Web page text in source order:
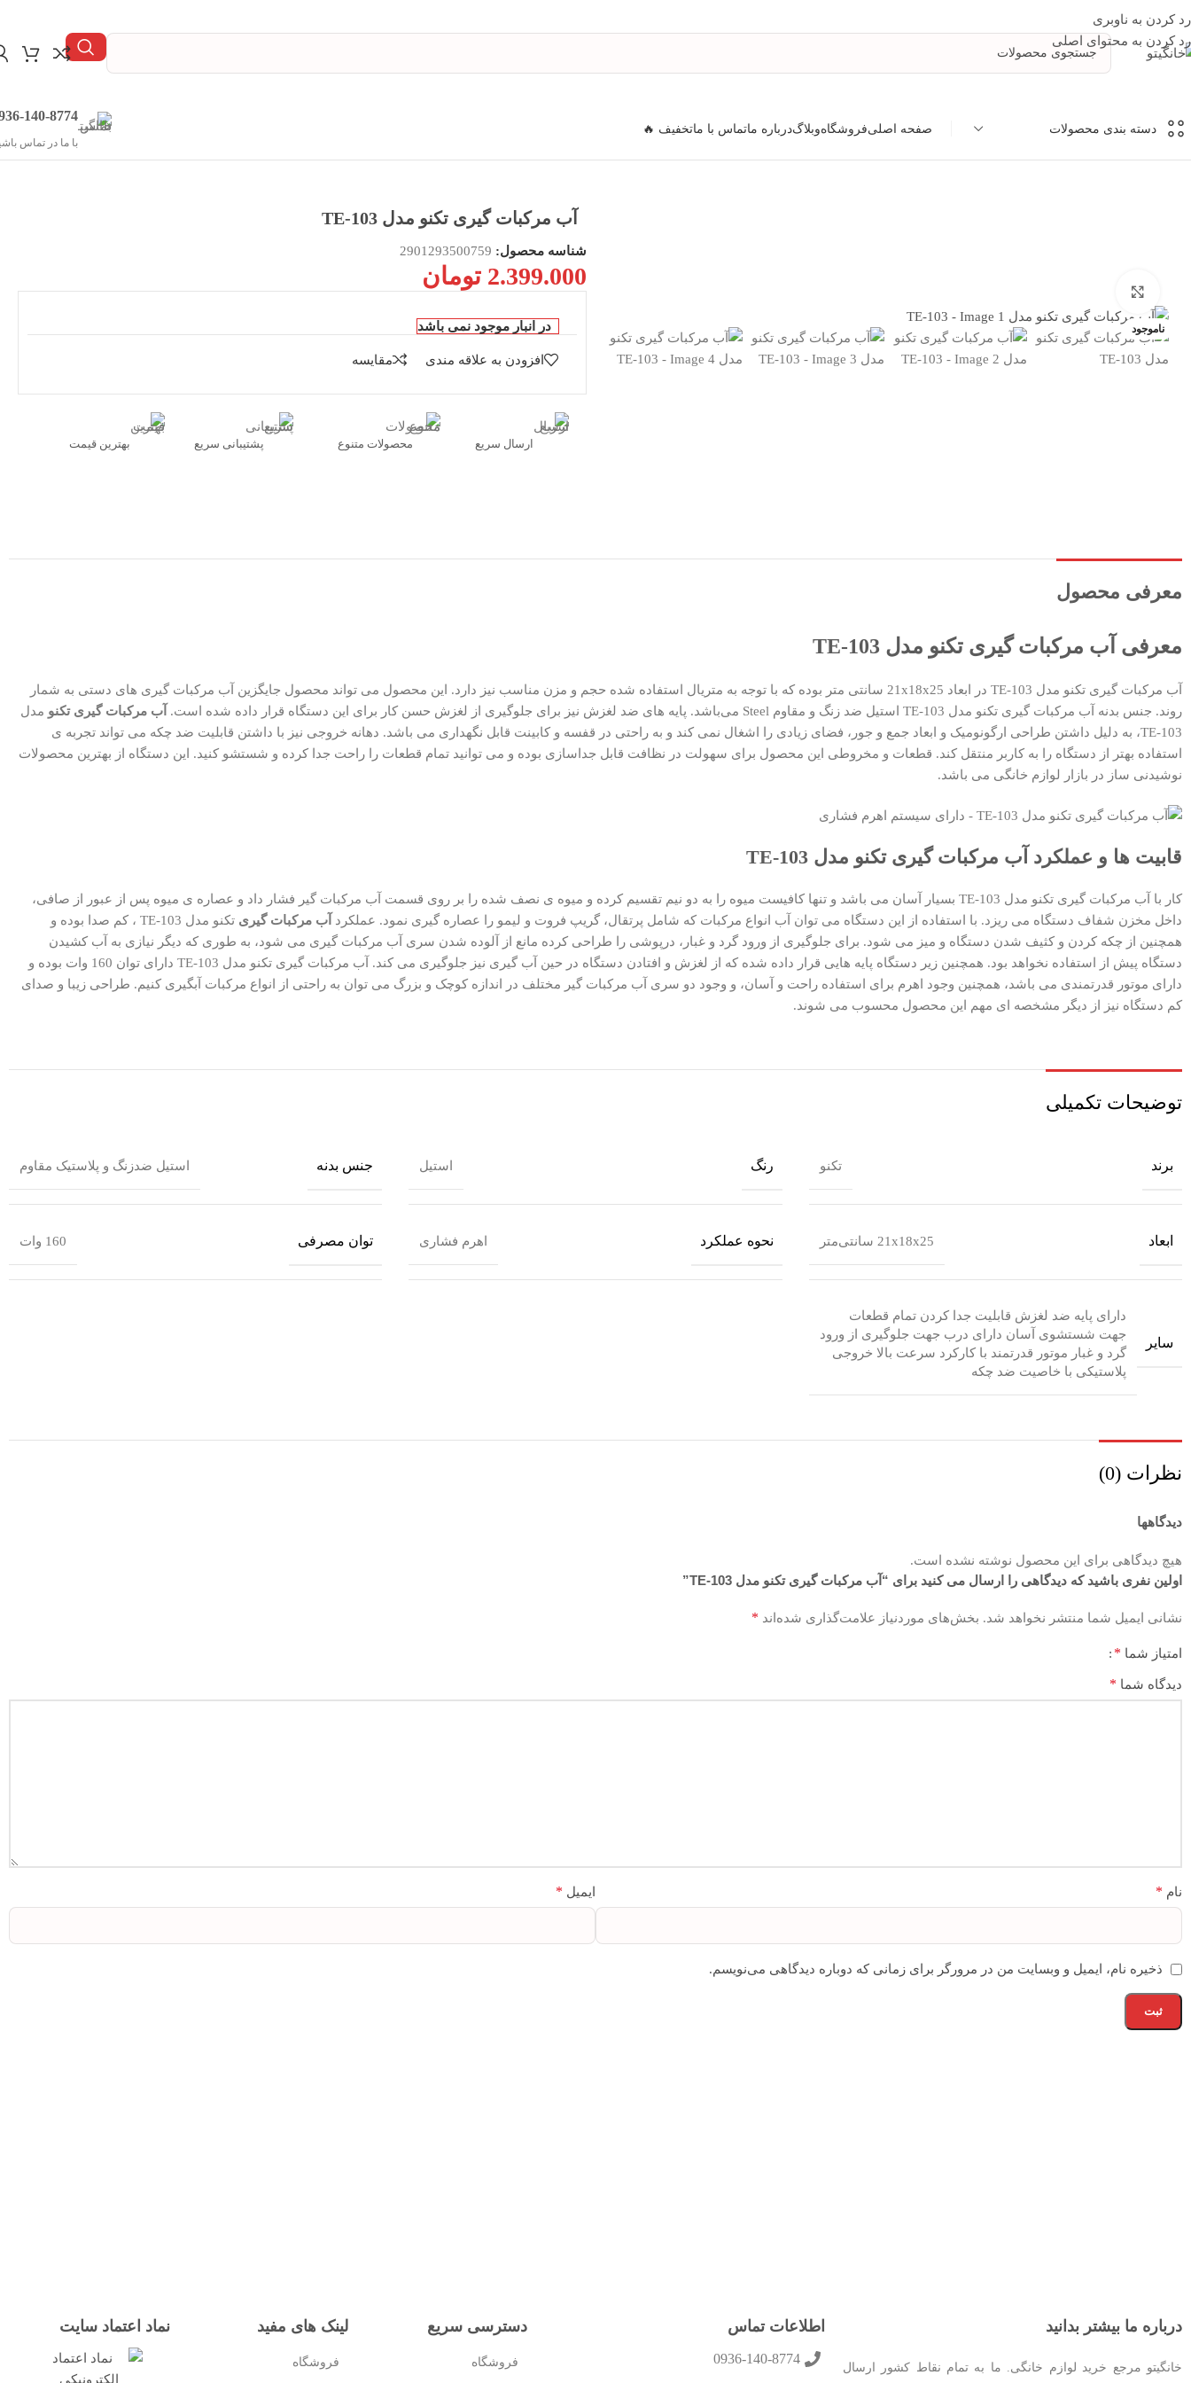
رد کردن به ناوبری
رد کردن به محتوای اصلی
دسته بندی محصولات صفحه اصلیفروشگاهوبلاگدرباره ماتماس با ماتخفیف 🔥
140-8774
با ما در تماس خانه آب مرکبات گيری تکنو مدل TE-103
ناموجود
آب مرکبات گيری تکنو مدل TE-103
شناسه محصول: 2901293500759
2.399.000 تومان
در انبار موجود نمی باشد
افزودن به علاقه مندی مقایسه
ارسال سریع محصولات متنوع پشتیبانی سریع بهترین قیمت
معرفی محصول
معرفی آب مرکبات گيری تکنو مدل TE-103
آب مرکبات گيری تکنو مدل TE-103 در ابعاد 21x18x25 سانتی‌ متر بوده که با توجه به متریال استفاده شده حجم و مزن مناسب نیز دارد. این محصول می‌ تواند محصول جایگزین آب مرکبات‌ گیری‌ های دستی به شمار
روند. جنس بدنه آب مرکبات‌ گيری تکنو مدل TE-103 استیل ضد زنگ و مقاوم Steel می‌باشد. پایه‌ های ضد لغزش نیز برای جلوگیری از لغزش حسن کار برای این دستگاه قرار داده شده است.
آب مرکبات‌ گيری تکنو مدل
TE-103، به دلیل داشتن طراحی ارگونومیک و ابعاد جمع و جور، فضای زیادی را اشغال نمی‌ کند و به‌ راحتی در قفسه و کابینت قابل نگهداری می‌ باشد. دهانه خروجی نیز با داشتن قابلیت ضد چکه می‌ تواند تجربه‌ ی
استفاده بهتر از دستگاه را به کاربر منتقل کند. قطعات و مخروطی این محصول برای سهولت در نظافت قابل جداسازی بوده و می‌ توانید تمام قطعات را راحت جدا کرده و شستشو کنید. این دستگاه از بهترین محصولات
نوشیدنی ساز در بازار لوازم خانگی می باشد.
قابیت ها و عملکرد آب مرکبات گيری تکنو مدل TE-103
کار با آب مرکبات گيری تکنو مدل TE-103 بسیار آسان می‌ باشد و تنها کافیست میوه را به دو نیم تقسیم کرده و میوه‌ ی نصف‌ شده را بر روی قسمت آب مرکبات‌ گیر فشار داد و عصاره‌ ی میوه پس از عبور از صافی،
داخل مخزن شفاف دستگاه می‌ ریزد. با استفاده از این دستگاه می‌ توان آب انواع مرکبات که شامل پرتقال، گریپ‌ فروت و لیمو را عصاره‌ گیری نمود. عملکرد آب مرکبات گيری
تکنو مدل TE-103 ، کم صدا بوده و
همچنین از چکه‌ کردن و کثیف‌ شدن دستگاه و میز می شود. برای جلوگیری از ورود گرد و غبار، درپوشی را طراحی کرده مانع از آلوده‌ شدن سری آب‌ مرکبات‌ گیری می‌‍ شود، به طوری که دیگر نیازی به آب‌ کشیدن
دستگاه پیش از استفاده نخواهد بود. همچنین زیر دستگاه پایه هایی قرار داده شده که از لغزش و افتادن دستگاه در حین آب‌ گیری نیز جلوگیری می‌ کند. آب مرکبات گيری تکنو مدل TE-103 دارای توان 160 وات بوده و
دارای موتور قدرتمندی می باشد، همچنین وجود اهرم برای استفاده راحت و آسان، و وجود دو سری آب مرکبات گیر مختلف در اندازه کوچک و بزرگ می توان به راحتی از انواع مرکبات آبگیری کنیم. طراحی زیبا و صدای
کم دستگاه نیز از دیگر مشخصه ای مهم این محصول محسوب می شوند.
توضیحات تکمیلی
برند تکنو رنگ استیل جنس بدنه استیل ضدزنگ و پلاستیک مقاوم
ابعاد 21x18x25 سانتی‌متر نحوه عملکرد اهرم فشاری توان مصرفی 160 وات
سایر
دارای پایه ضد لغزش قابلیت جدا کردن تمام قطعات
جهت شستشوی آسان دارای درب جهت جلوگیری از ورود
گرد و غبار موتور قدرتمند با کارکرد سرعت بالا خروجی
پلاستیکی با خاصیت ضد چکه
نظرات (0)
دیدگاهها
هیچ دیدگاهی برای این محصول نوشته نشده است.
اولین نفری باشید که دیدگاهی را ارسال می کنید برای “آب مرکبات گيری تکنو مدل TE-103”
نشانی ایمیل شما منتشر نخواهد شد. بخش‌های موردنیاز علامت‌گذاری شده‌اند *
امتیاز شما *
دیدگاه شما *
نام * ایمیل *
ذخیره نام، ایمیل و وبسایت من در مرورگر برای زمانی که دوباره دیدگاهی می‌نویسم.
درباره ما بیشتر بدانید
خانگیتو مرجع خرید لوازم خانگی. ما به تمام نقاط کشور ارسال
اطلاعات تماس
0936-140-8774
دسترسی سریع
فروشگاه
لینک های مفید
فروشگاه
نماد اعتماد سایت